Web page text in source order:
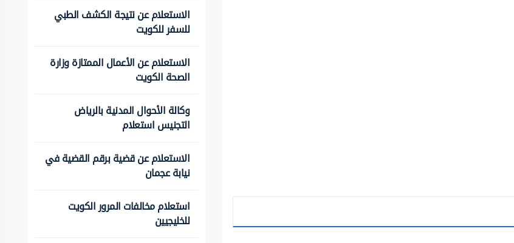
الاستعلام عن نتيجة الكشف الطبي
للسفر للكويت
الاستعلام عن الأعمال الممتازة وزارة
الصحة الكويت
وكالة الأحوال المدنية بالرياض
التجنيس استعلام
الاستعلام عن قضية برقم القضية في
نيابة عجمان
استعلام مخالفات المرور الكويت
للخليجيين